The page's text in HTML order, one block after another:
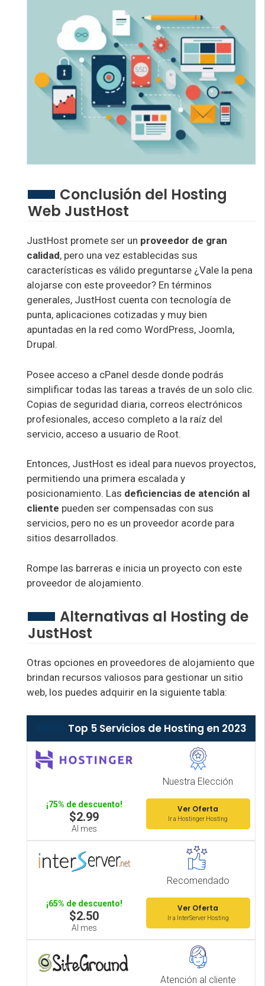
Conclusión del Hosting
Web JustHost
JustHost promete ser un proveedor de gran
calidad, pero una vez establecidas sus
características es válido preguntarse ¿Vale la pena
alojarse con este proveedor? En términos
generales, JustHost cuenta con tecnología de
punta, aplicaciones cotizadas y muy bien
apuntadas en la red como WordPress, Joomla,
Drupal.
Posee acceso a cPanel desde donde podrás
simplificar todas las tareas a través de un solo clic.
Copias de seguridad diaria, correos electrónicos
profesionales, acceso completo a la raíz del
servicio, acceso a usuario de Root.
Entonces, JustHost es ideal para nuevos proyectos,
permitiendo una primera escalada y
posicionamiento. Las deficiencias de atención al
cliente pueden ser compensadas con sus
servicios, pero no es un proveedor acorde para
sitios desarrollados.
Rompe las barreras e inicia un proyecto con este
proveedor de alojamiento.
Alternativas al Hosting de
JustHost
Otras opciones en proveedores de alojamiento que
brindan recursos valiosos para gestionar un sitio
web, los puedes adquirir en la siguiente tabla:
Top 5 Servicios de Hosting en 2023
Nuestra Elección
¡75% de descuento!
$2.99
Al mes
Ver Oferta
Ir a Hostinger Hosting
Recomendado
¡65% de descuento!
$2.50
Al mes
Ver Oferta
Ir a InterServer Hosting
Atención al cliente